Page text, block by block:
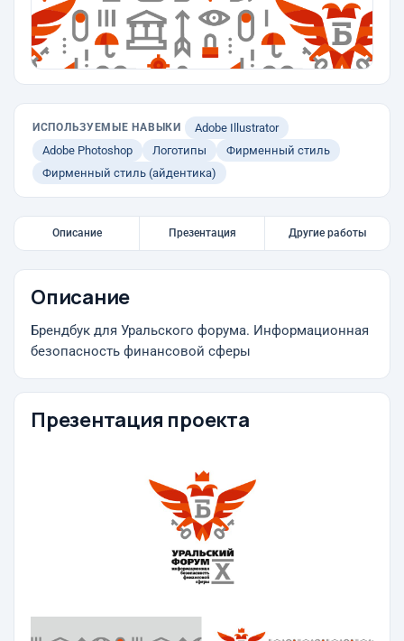
ИСПОЛЬЗУЕМЫЕ НАВЫКИ
Adobe Illustrator
Adobe Photoshop
Логотипы
Фирменный стиль
Фирменный стиль (айдентика)
Описание Презентация Другие работы
Описание
Брендбук для Уральского форума. Информационная
безопасность финансовой сферы
Презентация проекта